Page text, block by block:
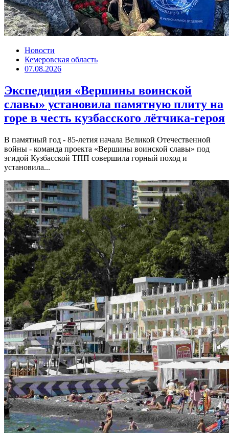
Новости
Кемеровская область
07.08.2026
Экспедиция «Вершины воинской
славы» установила памятную плиту на
горе в честь кузбасского лётчика-героя
В памятный год - 85-летия начала Великой Отечественной
войны - команда проекта «Вершины воинской славы» под
эгидой Кузбасской ТПП совершила горный поход и
установила...